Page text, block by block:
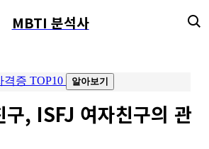
MBTI 분석사
구, ISFJ 여자친구의 관